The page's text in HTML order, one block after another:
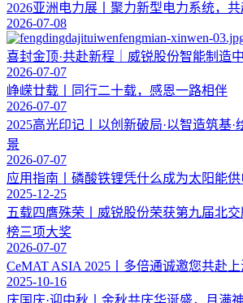
2026亚洲电力展丨聚力新型电力系统，
2026-07-08
喜封金顶·共赴新程｜威锐股份智能制造
2026-07-07
峥嵘廿载丨同行二十载，感恩一路相伴
2026-07-07
2025高光印记丨以创新破局·以智造筑基·
景
2026-07-07
应用指南丨磷酸铁锂凭什么成为太阳能供
2025-12-25
五载四膺殊荣丨威锐股份荣获第九届北
榜三项大奖
2026-07-07
CeMAT ASIA 2025丨多倍通诚邀您共赴
2025-10-16